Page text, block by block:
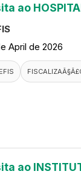
ao
April de 2026
ao